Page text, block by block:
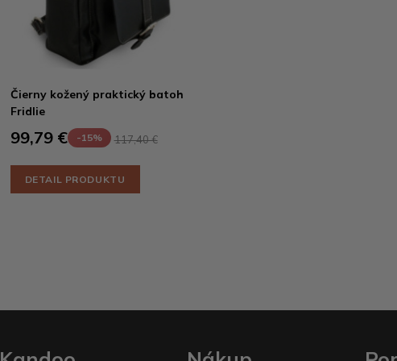
Čierny kožený praktický batoh
Fridlie
99,79 € -15% 117,40 €
DETAIL PRODUKTU